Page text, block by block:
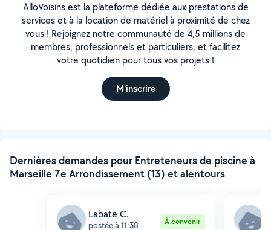
AlloVoisins est la plateforme dédiée aux prestations de
services et à la location de matériel à proximité de chez
vous ! Rejoignez notre communauté de 4,5 millions de
membres, professionnels et particuliers, et facilitez
votre quotidien pour tous vos projets !
M'inscrire
Dernières demandes pour Entreteneurs de piscine à
Marseille 7e Arrondissement (13) et alentours
Labate C.
postée à 11:38 À convenir